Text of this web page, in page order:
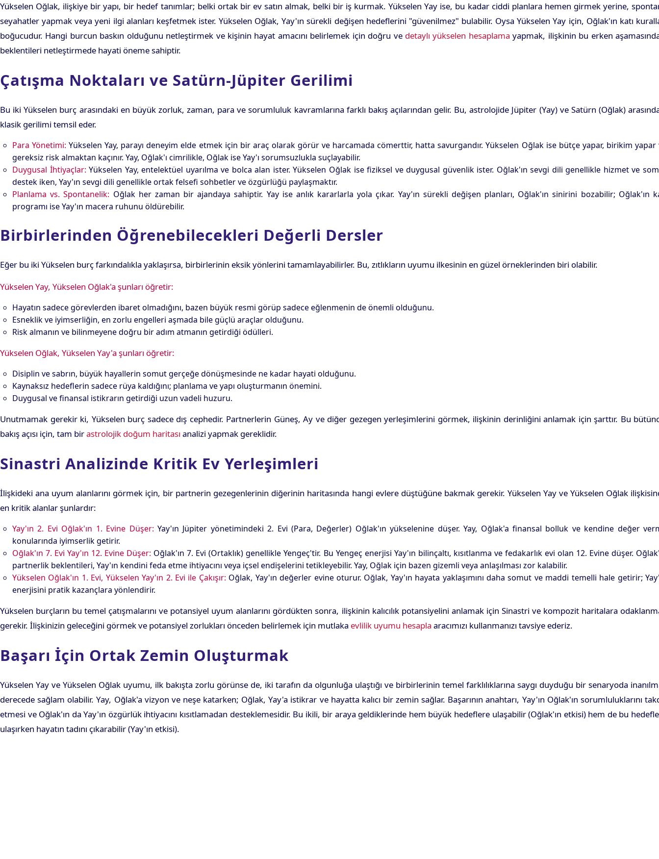
Yükselen Oğlak, ilişkiye bir yapı, bir hedef tanımlar; belki ortak bir ev satın almak, belki bir iş kurmak. Yükselen Yay ise, bu kadar ciddi planlara hemen girmek yerine,
seyahatler yapmak veya yeni ilgi alanları keşfetmek ister. Yükselen Oğlak, Yay'ın sürekli değişen hedeflerini "güvenilmez" bulabilir. Oysa Yükselen Yay için, Oğlak'ın katı
boğucudur. Hangi burcun baskın olduğunu netleştirmek ve kişinin hayat amacını belirlemek için doğru ve detaylı yükselen hesaplama yapmak, ilişkinin bu erken
beklentileri netleştirmede hayati öneme sahiptir.
Çatışma Noktaları ve Satürn-Jüpiter Gerilimi
Bu iki Yükselen burç arasındaki en büyük zorluk, zaman, para ve sorumluluk kavramlarına farklı bakış açılarından gelir. Bu, astrolojide Jüpiter (Yay) ve Satürn (Oğlak)
klasik gerilimi temsil eder.
Para Yönetimi: Yükselen Yay, parayı deneyim elde etmek için bir araç olarak görür ve harcamada cömerttir, hatta savurgandır. Yükselen Oğlak ise bütçe yapar, birikim yapar
gereksiz risk almaktan kaçınır. Yay, Oğlak'ı cimrilikle, Oğlak ise Yay'ı sorumsuzlukla suçlayabilir.
Duygusal İhtiyaçlar: Yükselen Yay, entelektüel uyarılma ve bolca alan ister. Yükselen Oğlak ise fiziksel ve duygusal güvenlik ister. Oğlak'ın sevgi dili genellikle hizmet ve
destek iken, Yay'ın sevgi dili genellikle ortak felsefi sohbetler ve özgürlüğü paylaşmaktır.
Planlama vs. Spontanelik: Oğlak her zaman bir ajandaya sahiptir. Yay ise anlık kararlarla yola çıkar. Yay'ın sürekli değişen planları, Oğlak'ın sinirini bozabilir; Oğlak'ın
programı ise Yay'ın macera ruhunu öldürebilir.
Birbirlerinden Öğrenebilecekleri Değerli Dersler
Eğer bu iki Yükselen burç farkındalıkla yaklaşırsa, birbirlerinin eksik yönlerini tamamlayabilirler. Bu, zıtlıkların uyumu ilkesinin en güzel örneklerinden biri olabilir.
Yükselen Yay, Yükselen Oğlak'a şunları öğretir:
Hayatın sadece görevlerden ibaret olmadığını, bazen büyük resmi görüp sadece eğlenmenin de önemli olduğunu.
Esneklik ve iyimserliğin, en zorlu engelleri aşmada bile güçlü araçlar olduğunu.
Risk almanın ve bilinmeyene doğru bir adım atmanın getirdiği ödülleri.
Yükselen Oğlak, Yükselen Yay'a şunları öğretir:
Disiplin ve sabrın, büyük hayallerin somut gerçeğe dönüşmesinde ne kadar hayati olduğunu.
Kaynaksız hedeflerin sadece rüya kaldığını; planlama ve yapı oluşturmanın önemini.
Duygusal ve finansal istikrarın getirdiği uzun vadeli huzuru.
Unutmamak gerekir ki, Yükselen burç sadece dış cephedir. Partnerlerin Güneş, Ay ve diğer gezegen yerleşimlerini görmek, ilişkinin derinliğini anlamak için şarttır. Bu
bakış açısı için, tam birastrolojik doğum haritası analizi yapmak gereklidir.
Sinastri Analizinde Kritik Ev Yerleşimleri
İlişkideki ana uyum alanlarını görmek için, bir partnerin gezegenlerinin diğerinin haritasında hangi evlere düştüğüne bakmak gerekir. Yükselen Yay ve Yükselen Oğlak
en kritik alanlar şunlardır:
Yay'ın 2. Evi Oğlak'ın 1. Evine Düşer: Yay'ın Jüpiter yönetimindeki 2. Evi (Para, Değerler) Oğlak'ın yükselenine düşer. Yay, Oğlak'a finansal bolluk ve kendine değer
konularında iyimserlik getirir.
Oğlak'ın 7. Evi Yay'ın 12. Evine Düşer: Oğlak'ın 7. Evi (Ortaklık) genellikle Yengeç'tir. Bu Yengeç enerjisi Yay'ın bilinçaltı, kısıtlanma ve fedakarlık evi olan 12. Evine düşer.
partnerlik beklentileri, Yay'ın kendini feda etme ihtiyacını veya içsel endişelerini tetikleyebilir. Yay, Oğlak için bazen gizemli veya anlaşılması zor kalabilir.
Yükselen Oğlak'ın 1. Evi, Yükselen Yay'ın 2. Evi ile Çakışır: Oğlak, Yay'ın değerler evine oturur. Oğlak, Yay'ın hayata yaklaşımını daha somut ve maddi temelli hale getirir;
enerjisini pratik kazançlara yönlendirir.
Yükselen burçların bu temel çatışmalarını ve potansiyel uyum alanlarını gördükten sonra, ilişkinin kalıcılık potansiyelini anlamak için Sinastri ve kompozit haritalara
gerekir. İlişkinizin geleceğini görmek ve potansiyel zorlukları önceden belirlemek için mutlaka evlilik uyumu hesapla aracımızı kullanmanızı tavsiye ederiz.
Başarı İçin Ortak Zemin Oluşturmak
Yükselen Yay ve Yükselen Oğlak uyumu, ilk bakışta zorlu görünse de, iki tarafın da olgunluğa ulaştığı ve birbirlerinin temel farklılıklarına saygı duyduğu bir senaryoda
derecede sağlam olabilir. Yay, Oğlak'a vizyon ve neşe katarken; Oğlak, Yay'a istikrar ve hayatta kalıcı bir zemin sağlar. Başarının anahtarı, Yay'ın Oğlak'ın sorumluluklarını
etmesi ve Oğlak'ın da Yay'ın özgürlük ihtiyacını kısıtlamadan desteklemesidir. Bu ikili, bir araya geldiklerinde hem büyük hedeflere ulaşabilir (Oğlak'ın etkisi) hem de bu
ulaşırken hayatın tadını çıkarabilir (Yay'ın etkisi).